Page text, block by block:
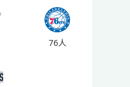
76人